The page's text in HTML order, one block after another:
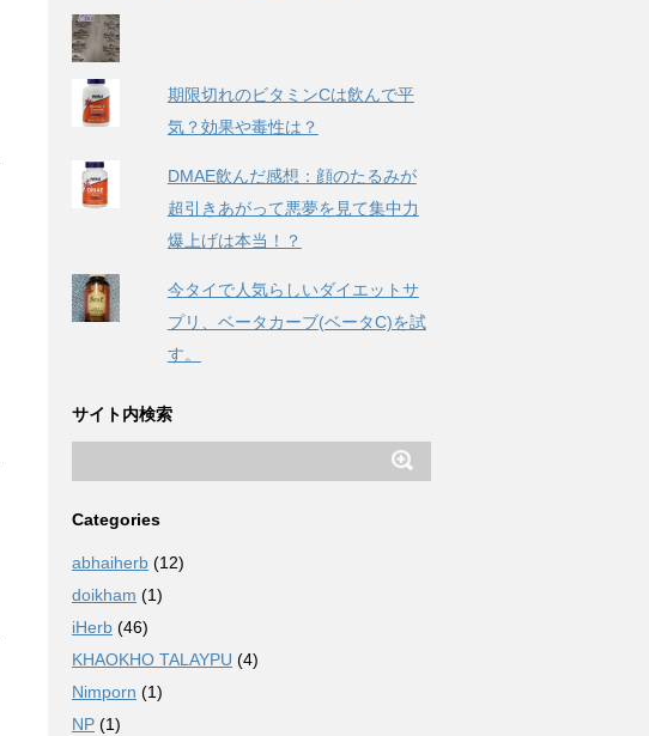
期限切れのビタミンCは飲んで平
気？効果や毒性は？
DMAE飲んだ感想：顔のたるみが
超引きあがって悪夢を見て集中力
爆上げは本当！？
今タイで人気らしいダイエットサ
プリ、ベータカーブ(ベータC)を試
す。
サイト内検索
Categories
abhaiherb (12)
doikham (1)
iHerb (46)
KHAOKHO TALAYPU (4)
Nimporn (1)
NP (1)